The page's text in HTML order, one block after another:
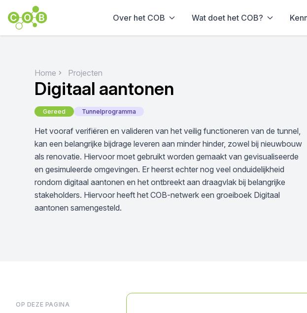
Over het COB Wat doet het COB?
Home Projecten
Digitaal aantonen
Gereed Tunnelprogramma
Het vooraf verifiëren en valideren van het veilig functioneren van de tunnel,
kan een belangrijke bijdrage leveren aan minder hinder, zowel bij nieuwbouw
als renovatie. Hiervoor moet gebruikt worden gemaakt van gevisualiseerde
en gesimuleerde omgevingen. Er heerst echter nog veel onduidelijkheid
rondom digitaal aantonen en het ontbreekt aan draagvlak bij belangrijke
stakeholders. Hiervoor heeft het COB-netwerk een groeiboek Digitaal
aantonen samengesteld.
OP DEZE PAGINA